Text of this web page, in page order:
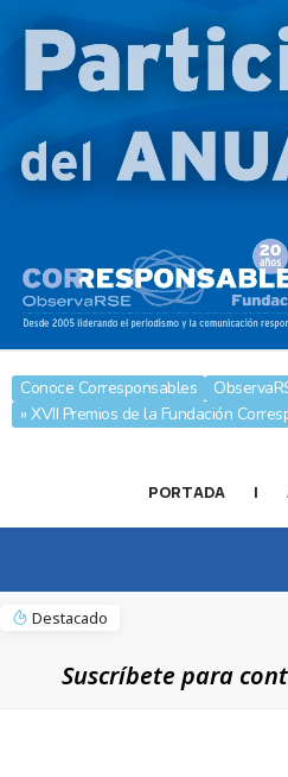
Conoce Corresponsables
» XVII Premios de la Fundación
PORTADA |
Destacado
Suscríbete para